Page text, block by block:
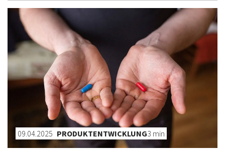
09.04.2025 PRODUKTENTWICKLUNG3 min